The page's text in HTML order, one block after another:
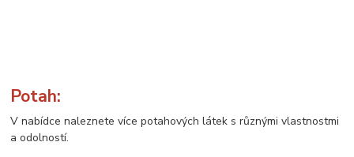
Potah:
V nabídce naleznete více potahových látek s různými vlastnostmi
a odolností.